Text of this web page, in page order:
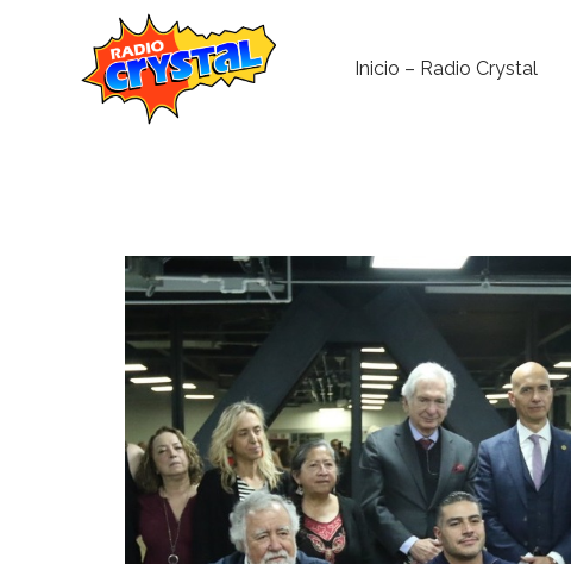
Inicio – Radio Crystal